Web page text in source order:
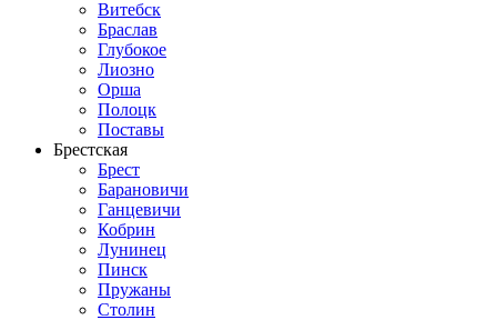
Витебск
Браслав
Глубокое
Лиозно
Орша
Полоцк
Поставы
Брестская
Брест
Барановичи
Ганцевичи
Кобрин
Лунинец
Пинск
Пружаны
Столин